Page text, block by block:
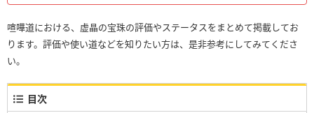
喧嘩道における、虚晶の宝珠の評価やステータスをまとめて掲載してお
ります。評価や使い道などを知りたい方は、是非参考にしてみてくださ
い。
目次